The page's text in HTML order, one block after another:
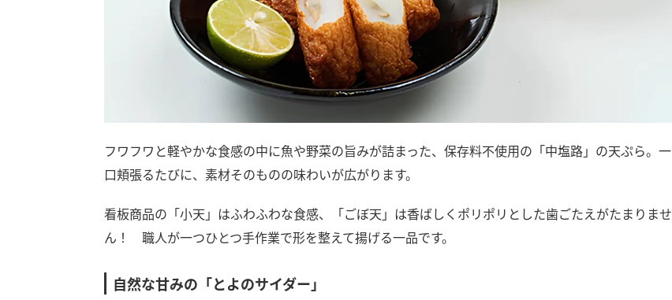
フワフワと軽やかな食感の中に魚や野菜の旨みが詰まった、保存料不使用の「中塩路」の天ぷら。一
口頬張るたびに、素材そのものの味わいが広がります。
看板商品の「小天」はふわふわな食感、「ごぼ天」は香ばしくポリポリとした歯ごたえがたまりませ
ん！ 職人が一つひとつ手作業で形を整えて揚げる一品です。
自然な甘みの「とよのサイダー」